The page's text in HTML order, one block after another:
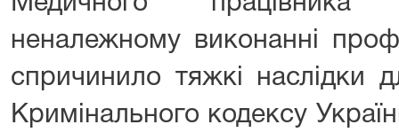
неналежному виконанні
спричинило тяжкі наслідки
Кримінального кодексу